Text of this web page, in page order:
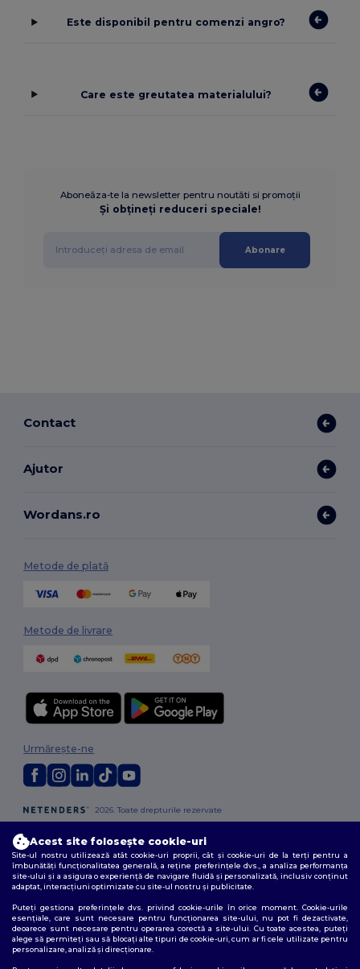
Este disponibil pentru comenzi angro?
Care este greutatea materialului?
Aboneăza-te la newsletter pentru noutăti si promoții
Și obțineți reduceri speciale!
Abonare
Contact
Ajutor
Wordans.ro
Metode de plată
Metode de livrare
2026. Toate drepturile rezervate
urile|Sitemap
Urmărește-ne
Acest site folosește cookie-uri
Site-ul nostru utilizează atât cookie-uri proprii, cât și cookie-uri de la terți pentru a
îmbunătăți funcționalitatea generală, a reține preferințele dvs., a analiza performanța
site-ului și a asigura o experiență de navigare fluidă și personalizată, inclusiv conținut
adaptat, interacțiuni optimizate cu site-ul nostru și publicitate.
Puteți gestiona preferințele dvs. privind cookie-urile în orice moment. Cookie-urile
esențiale, care sunt necesare pentru funcționarea site-ului, nu pot fi dezactivate,
deoarece sunt necesare pentru operarea corectă a site-ului. Cu toate acestea, puteți
alege să permiteți sau să blocați alte tipuri de cookie-uri, cum ar fi cele utilizate pentru
personalizare, analiză și direcționare.